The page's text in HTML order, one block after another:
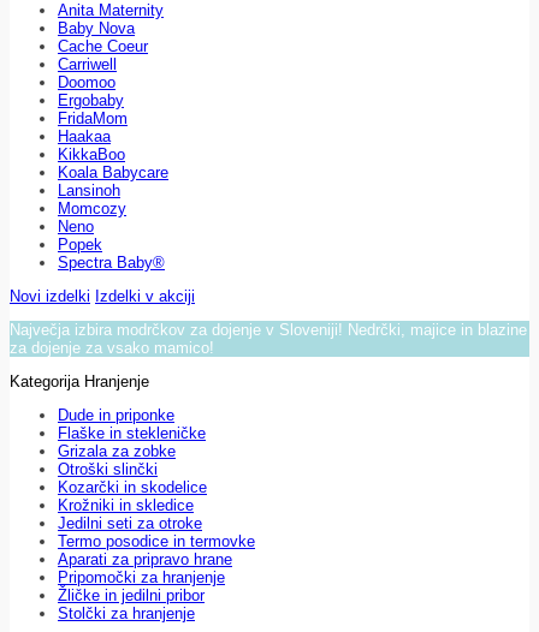
Anita Maternity
Baby Nova
Cache Coeur
Carriwell
Doomoo
Ergobaby
FridaMom
Haakaa
KikkaBoo
Koala Babycare
Lansinoh
Momcozy
Neno
Popek
Spectra Baby®
Novi izdelki Izdelki v akciji
Največja izbira modrčkov za dojenje v Sloveniji! Nedrčki, majice in blazine
za dojenje za vsako mamico!
Kategorija Hranjenje
Dude in priponke
Flaške in stekleničke
Grizala za zobke
Otroški slinčki
Kozarčki in skodelice
Krožniki in skledice
Jedilni seti za otroke
Termo posodice in termovke
Aparati za pripravo hrane
Pripomočki za hranjenje
Žličke in jedilni pribor
Stolčki za hranjenje